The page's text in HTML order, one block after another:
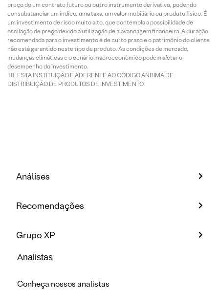
preço de um contrato futuro ou outro instrumento derivativo, podendo
consubstanciar um índice, uma taxa, um valor mobiliário ou produto físico. É
um investimento de risco muito alto, que contempla a possibilidade de
oscilação de preço devido à utilização de alavancagem financeira. A duração
recomendada para o investimento é de curto prazo e o patrimônio do cliente
não está garantido neste tipo de produto. As condições de mercado,
mudanças climáticas e o cenário macroeconômico podem afetar o
desempenho do investimento.
ESTA INSTITUIÇÃO É ADERENTE AO CÓDIGO ANBIMA DE
DISTRIBUIÇÃO DE PRODUTOS DE INVESTIMENTO.
Análises
Recomendações
Grupo XP
Analistas
Conheça nossos analistas